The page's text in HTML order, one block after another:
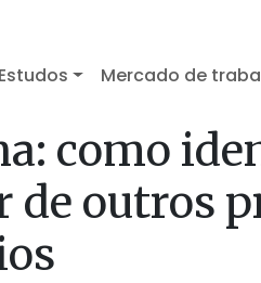
Estudos Mercado de
como
de outros